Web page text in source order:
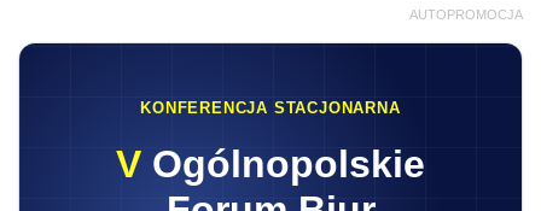
AUTOPROMOCJA
KONFERENCJA STACJONARNA
V Ogólnopolskie